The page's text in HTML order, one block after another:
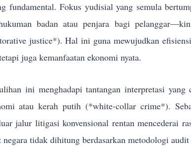
fundamental. Fokus yudisial yang semula
badan atau penjara bagi
justice*). Hal ini guna mewujudkan
juga kemanfaatan ekonomi nyata.
ini menghadapi tantangan interpretasi
atau kerah putih (*white-collar crime*).
jalur litigasi konvensional rentan mencederai
tidak dihitung berdasarkan metodologi